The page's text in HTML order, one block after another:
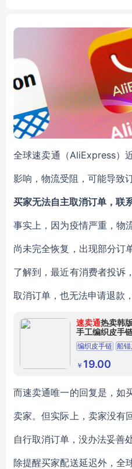
全球速卖通（AliExpress）
影响，物流受阻，可能导致
买家无法自主取消订单，联
事实上，因为疫情严重，物
尚未完全恢复，出现部分订
了解到，最近有消费者投诉
取消订单，也无法申请退款
速卖通热卖韩
手工编织皮手
编织皮手链 船
￥ 19.00
而速卖通唯一的回复是，如
卖家。但实际上，卖家没有
自行取消订单，没办法妥善处
除提醒买家配送延迟外，全